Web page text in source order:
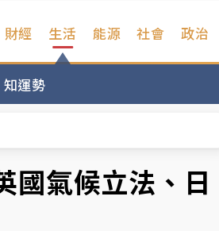
財經 生活
知運勢
能源 社會 政治
」
氣候立法、日